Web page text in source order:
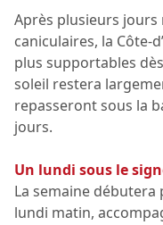
Après plusieurs
caniculaires, la Côte-
plus supportables
soleil restera
repasseront sous la
jours.
Un lundi sous le
La semaine débutera
lundi matin,